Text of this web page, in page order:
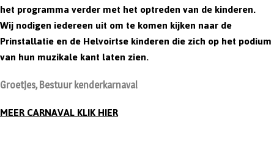
het programma verder met het optreden van de kinderen.
Wij nodigen iedereen uit om te komen kijken naar de
Prinstallatie en de Helvoirtse kinderen die zich op het podium
van hun muzikale kant laten zien.
Groetjes, Bestuur kenderkarnaval
MEER CARNAVAL KLIK HIER